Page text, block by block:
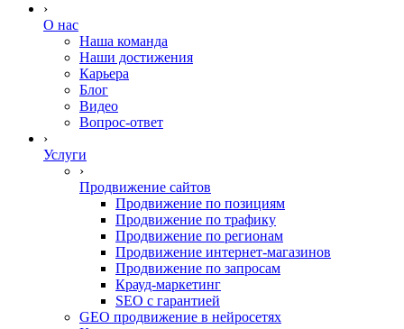
›
О нас
Наша команда
Наши достижения
Карьера
Блог
Видео
Вопрос-ответ
›
Услуги
›
Продвижение сайтов
Продвижение по позициям
Продвижение по трафику
Продвижение по регионам
Продвижение интернет-магазинов
Продвижение по запросам
Крауд-маркетинг
SEO с гарантией
GEO продвижение в нейросетях